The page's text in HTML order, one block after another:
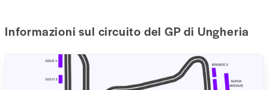
Informazioni sul circuito del GP di Ungheria